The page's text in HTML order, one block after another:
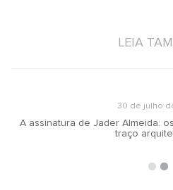
LEIA
30 de julho
A assinatura de Jader Almeida:
traço